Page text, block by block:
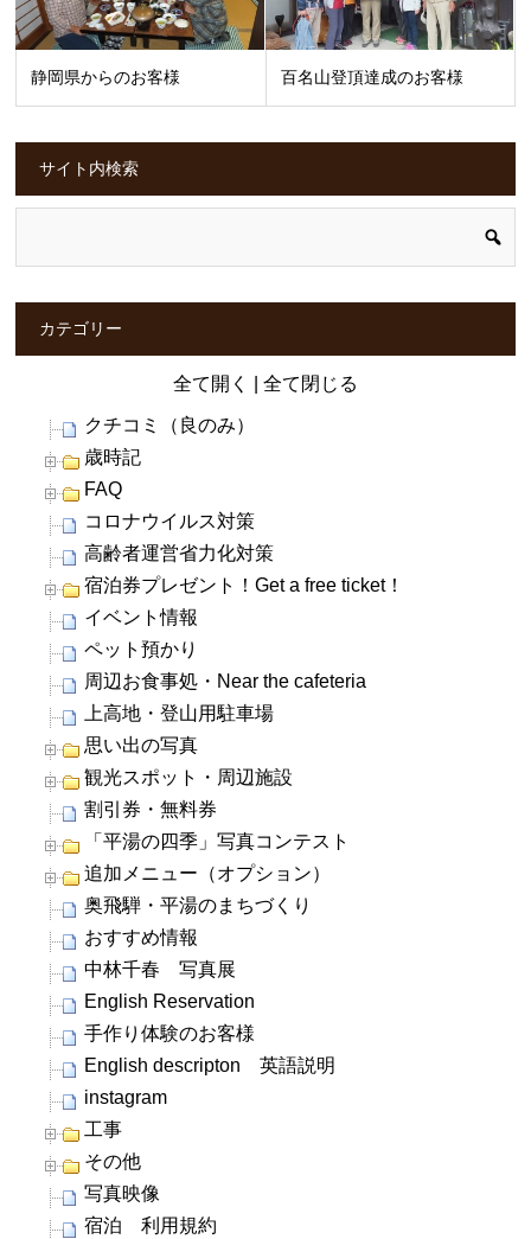
静岡県からのお客様 百名山登頂達成のお客様
サイト内検索
カテゴリー
全て開く 全て閉じる
クチコミ（良のみ）
歳時記
FAQ
コロナウイルス対策
高齢者運営省力化対策
宿泊券プレゼント！Get a free ticket！
イベント情報
ペット預かり
周辺お食事処・Near the cafeteria
上高地・登山用駐車場
思い出の写真
観光スポット・周辺施設
割引券・無料券
「平湯の四季」写真コンテスト
追加メニュー（オプション）
奥飛騨・平湯のまちづくり
おすすめ情報
中林千春 写真展
English Reservation
手作り体験のお客様
English descripton 英語説明
instagram
工事
その他
写真映像
宿泊 利用規約